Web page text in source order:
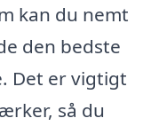
kan du nemt
den bedste
Det er vigtigt
så du